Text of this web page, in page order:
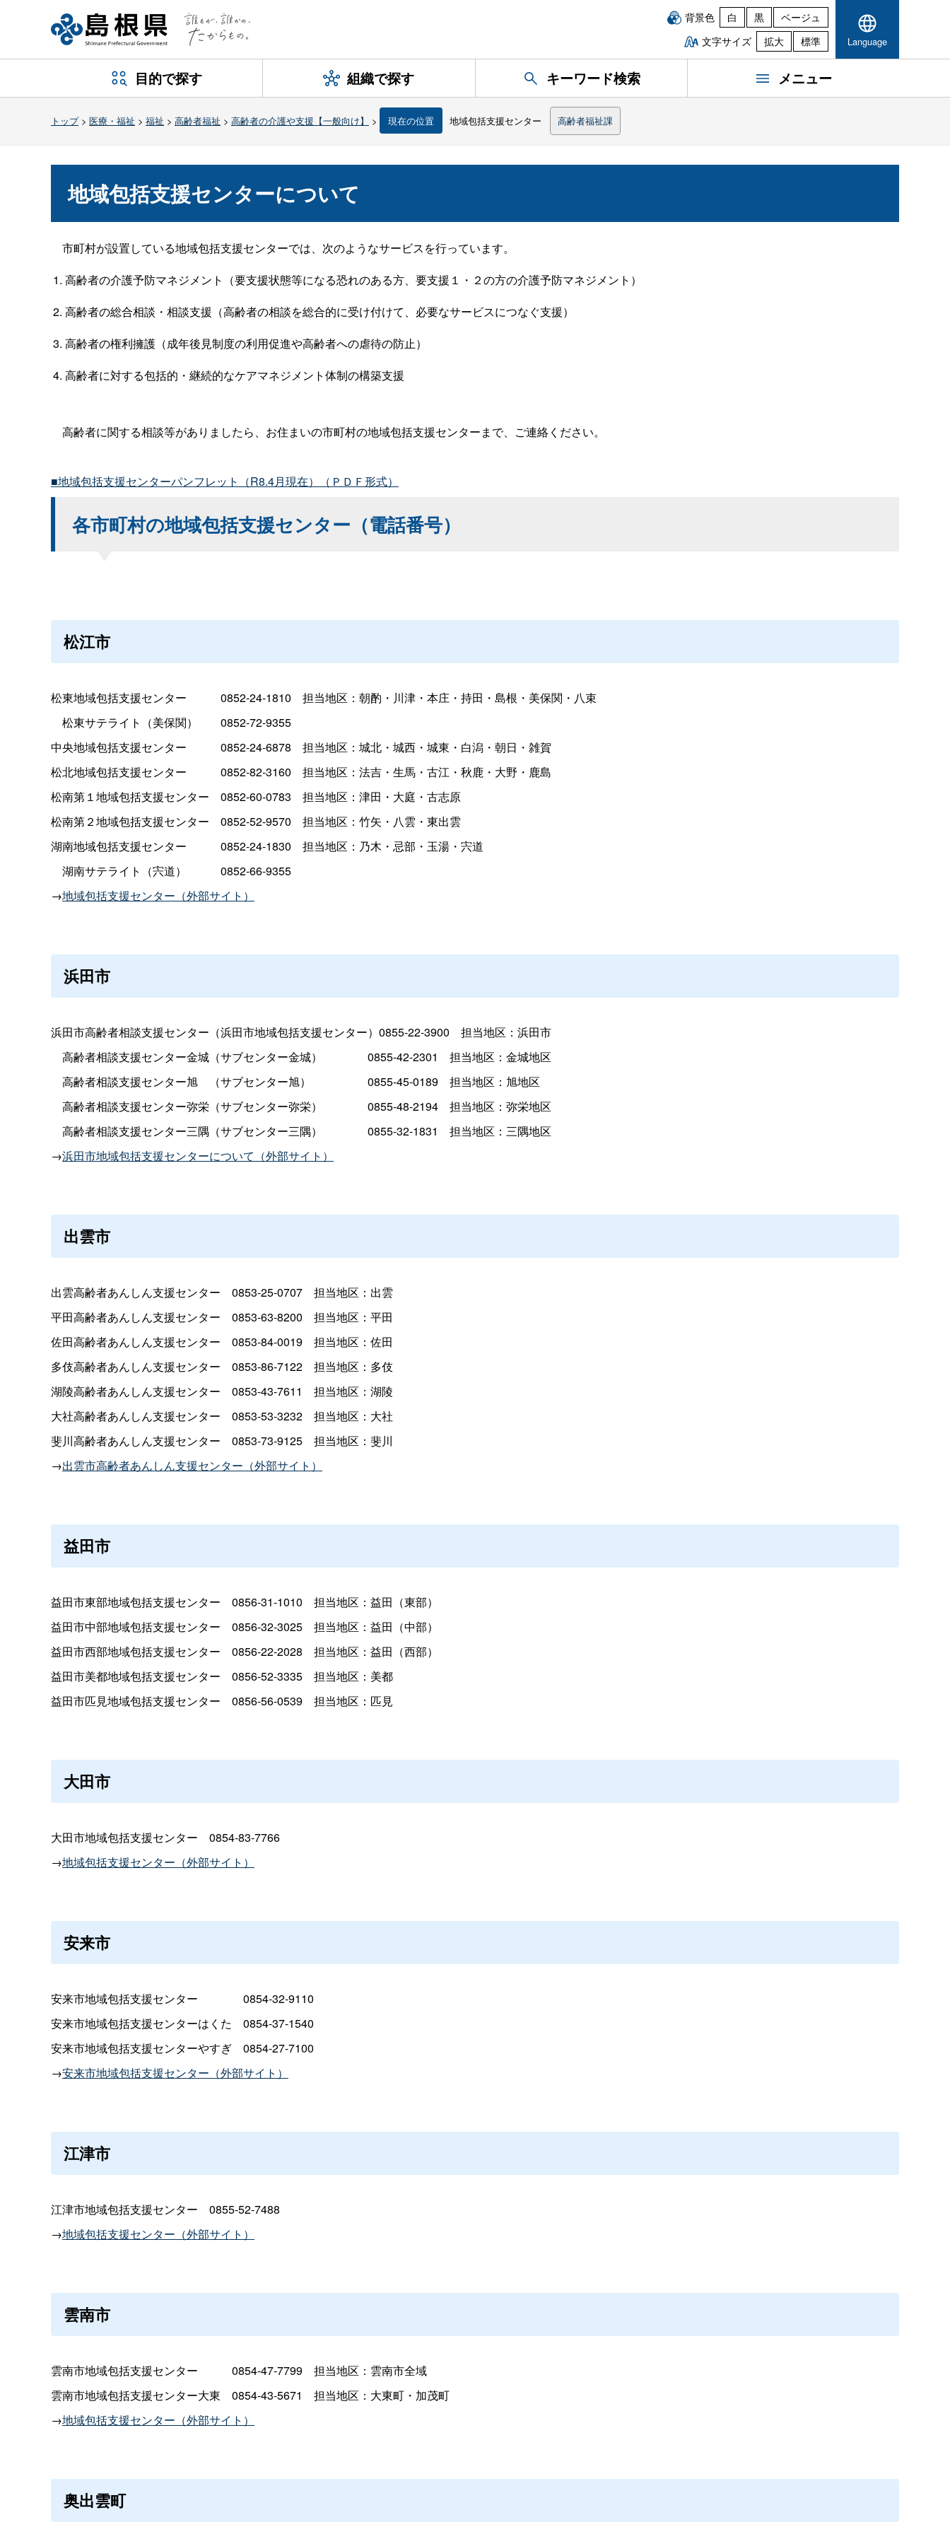
背景色 白 黒
ベージュ
文字サイズ
拡大 標準 Language
目的で探す 組織で探す キーワード検索 メニュー
トップ> 医療・福祉 > 福祉 > 高齢者福祉 > 高齢者の介護や支援【一般向け】 > 現在の位置 地域包括支援センター 高齢者福祉課
地域包括支援センターについて
市町村が設置している地域包括支援センターでは、次のようなサービスを行っています。
高齢者の介護予防マネジメント（要支援状態等になる恐れのある方、要支援１・２の方の介護予防マネジメント）
高齢者の総合相談・相談支援（高齢者の相談を総合的に受け付けて、必要なサービスにつなぐ支援）
高齢者の権利擁護（成年後見制度の利用促進や高齢者への虐待の防止）
高齢者に対する包括的・継続的なケアマネジメント体制の構築支援
高齢者に関する相談等がありましたら、お住まいの市町村の地域包括支援センターまで、ご連絡ください。
■地域包括支援センターパンフレット（R8.4月現在）（ＰＤＦ形式）
各市町村の地域包括支援センター（電話番号）
松江市
松東地域包括支援センター 0852-24-1810 担当地区：朝酌・川津・本庄・持田・島根・美保関・八束
松東サテライト（美保関） 0852-72-9355
中央地域包括支援センター 0852-24-6878 担当地区：城北・城西・城東・白潟・朝日・雑賀
松北地域包括支援センター 0852-82-3160 担当地区：法吉・生馬・古江・秋鹿・大野・鹿島
松南第１地域包括支援センター 0852-60-0783 担当地区：津田・大庭・古志原
松南第２地域包括支援センター 0852-52-9570 担当地区：竹矢・八雲・東出雲
湖南地域包括支援センター 0852-24-1830 担当地区：乃木・忌部・玉湯・宍道
湖南サテライト（宍道） 0852-66-9355
→地域包括支援センター（外部サイト）
浜田市
浜田市高齢者相談支援センター（浜田市地域包括支援センター）0855-22-3900 担当地区：浜田市
高齢者相談支援センター金城（サブセンター金城） 0855-42-2301 担当地区：金城地区
高齢者相談支援センター旭 （サブセンター旭） 0855-45-0189 担当地区：旭地区
高齢者相談支援センター弥栄（サブセンター弥栄） 0855-48-2194 担当地区：弥栄地区
高齢者相談支援センター三隅（サブセンター三隅） 0855-32-1831 担当地区：三隅地区
→浜田市地域包括支援センターについて（外部サイト）
出雲市
出雲高齢者あんしん支援センター 0853-25-0707 担当地区：出雲
平田高齢者あんしん支援センター 0853-63-8200 担当地区：平田
佐田高齢者あんしん支援センター 0853-84-0019 担当地区：佐田
多伎高齢者あんしん支援センター 0853-86-7122 担当地区：多伎
湖陵高齢者あんしん支援センター 0853-43-7611 担当地区：湖陵
大社高齢者あんしん支援センター 0853-53-3232 担当地区：大社
斐川高齢者あんしん支援センター 0853-73-9125 担当地区：斐川
→出雲市高齢者あんしん支援センター（外部サイト）
益田市
益田市東部地域包括支援センター 0856-31-1010 担当地区：益田（東部）
益田市中部地域包括支援センター 0856-32-3025 担当地区：益田（中部）
益田市西部地域包括支援センター 0856-22-2028 担当地区：益田（西部）
益田市美都地域包括支援センター 0856-52-3335 担当地区：美都
益田市匹見地域包括支援センター 0856-56-0539 担当地区：匹見
大田市
大田市地域包括支援センター 0854-83-7766
→地域包括支援センター（外部サイト）
安来市
安来市地域包括支援センター 0854-32-9110
安来市地域包括支援センターはく た 0854-37-1540
安来市地域包括支援センターやすぎ 0854-27-7100
→安来市地域包括支援センター（外部サイト）
江津市
江津市地域包括支援センター 0855-52-7488
→地域包括支援センター（外部サイト）
雲南市
雲南市地域包括支援センター 0854-47-7799 担当地区：雲南市全域
雲南市地域包括支援センター大東 0854-43-5671 担当地区：大東町・加茂町
→地域包括支援センター（外部サイト）
奥出雲町